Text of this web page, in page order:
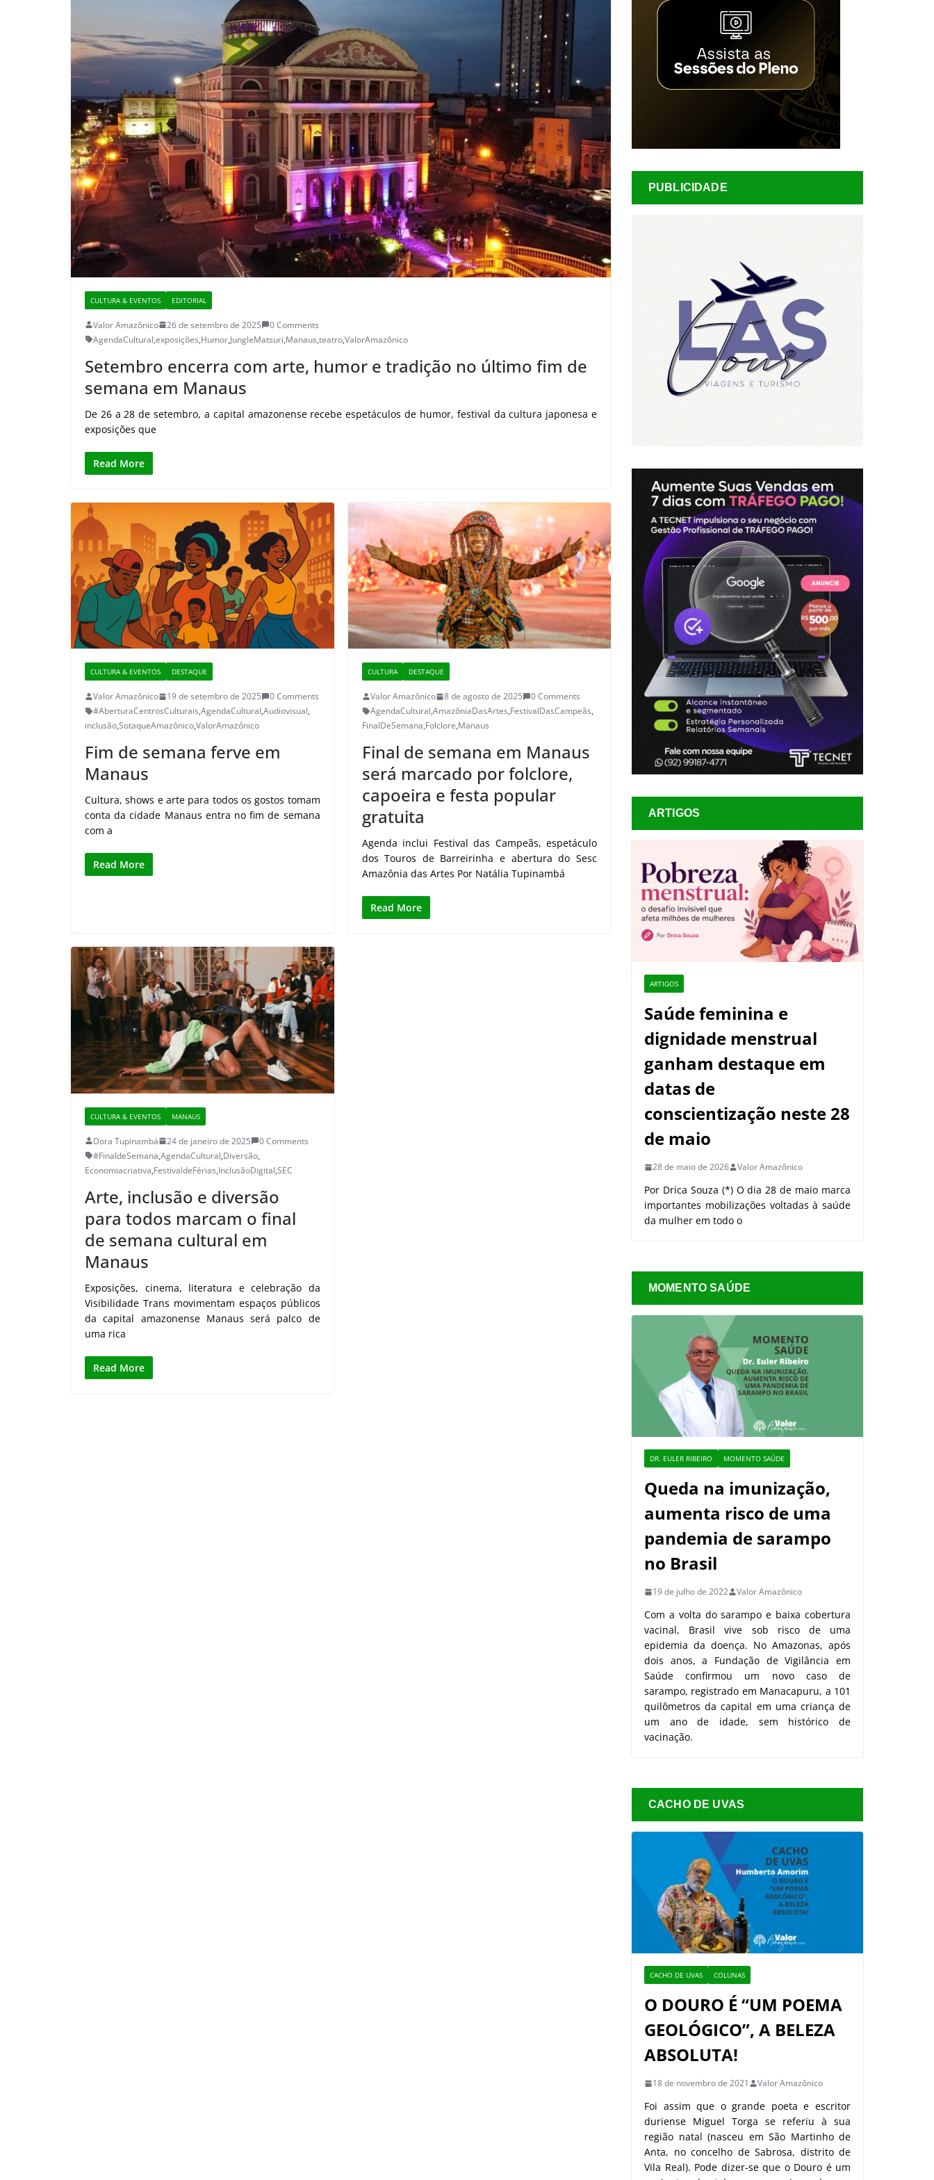
CULTURA & EVENTOS EDITORIAL
Valor Amazônico 26 de setembro de 2025
0 Comments
AgendaCultural,exposições,Humor,JungleMatsuri,Manaus,teatro,ValorAmazônico
Setembro encerra com arte, humor e tradição no último fim de
semana em Manaus
De 26 a 28 de setembro, a capital amazonense recebe espetáculos de humor, festival da cultura japonesa e
exposições que
Read More
CULTURA & EVENTOS DESTAQUE
Valor Amazônico 19 de setembro de 2025
0 Comments
#AberturaCentrosCulturais,AgendaCultural,Audiovisual,
inclusão,SotaqueAmazônico,ValorAmazônico
Fim de semana ferve em
Manaus
Cultura, shows e arte para todos os gostos tomam
conta da cidade Manaus entra no fim de semana
com a
Read More
CULTURA DESTAQUE
Valor Amazônico 8 de agosto de 2025
0 Comments
AgendaCultural,AmazôniaDasArtes,FestivalDasCampeãs,
FinalDeSemana,Folclore,Manaus
Final de semana em Manaus
será marcado por folclore,
capoeira e festa popular
gratuita
Agenda inclui Festival das Campeãs, espetáculo
dos Touros de Barreirinha e abertura do Sesc
Amazônia das Artes Por Natália Tupinambá
Read More
CULTURA & EVENTOS MANAUS
Dora Tupinambá 24 de janeiro de 2025
0 Comments
#FinaldeSemana,AgendaCultural,Diversão,
Economiacriativa,FestivaldeFérias,InclusãoDigital,SEC
Arte, inclusão e diversão
para todos marcam o final
de semana cultural em
Manaus
Exposições, cinema, literatura e celebração da
Visibilidade Trans movimentam espaços públicos
da capital amazonense Manaus será palco de
uma rica
Read More
PUBLICIDADE
ARTIGOS
ARTIGOS
Saúde feminina e
dignidade menstrual
ganham destaque em
datas de
conscientização neste 28
de maio
28 de maio de 2026 Valor Amazônico
Por Drica Souza (*) O dia 28 de maio marca
importantes mobilizações voltadas à saúde
da mulher em todo o
MOMENTO SAÚDE
DR. EULER RIBEIRO MOMENTO SAÚDE
Queda na imunização,
aumenta risco de uma
pandemia de sarampo
no Brasil
19 de julho de 2022 Valor Amazônico
Com a volta do sarampo e baixa cobertura
vacinal, Brasil vive sob risco de uma
epidemia da doença. No Amazonas, após
dois anos, a Fundação de Vigilância em
Saúde confirmou um novo caso de
sarampo, registrado em Manacapuru, a 101
quilômetros da capital em uma criança de
um ano de idade, sem histórico de
vacinação.
CACHO DE UVAS
CACHO DE UVAS COLUNAS
O DOURO É “UM POEMA
GEOLÓGICO”, A BELEZA
ABSOLUTA!
18 de novembro de 2021 Valor Amazônico
Foi assim que o grande poeta e escritor
duriense Miguel Torga se referiu à sua
região natal (nasceu em São Martinho de
Anta, no concelho de Sabrosa, distrito de
Vila Real). Pode dizer-se que o Douro é um